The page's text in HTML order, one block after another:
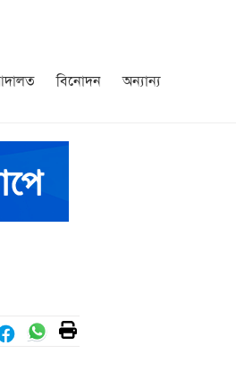
বিনোদন অন্যান্য